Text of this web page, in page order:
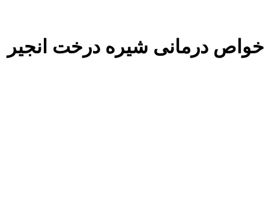
خواص درمانی شیره درخت انجیر